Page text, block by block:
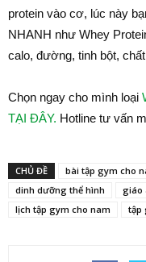
protein vào cơ, lúc này
NHANH như Whey
calo, đường, tinh bột,
Chọn ngay cho mình loại
TẠI ĐÂY. Hotline tư vấn
CHỦ ĐỀ bài tập gym cho
dinh dưỡng thể hình
giáo
lịch tập gym cho nam
tập